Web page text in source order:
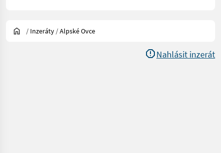
/ Inzeráty /Alpské Ovce
Nahlásit inzerát